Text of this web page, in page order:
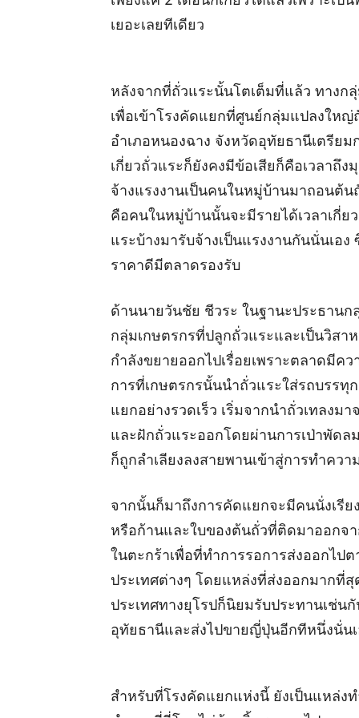
เยอะเลยทีเดียว
หลังจากที่ถั่วแระนั้นโตเต็มที่แล้ว ทางก
เพื่อเข้าโรงคัดแยกที่ศูนย์กลุ่มแปลงให
อำเภอหนองฉาง จังหวัดอุทัยธานีเตรีย
เกี่ยวถั่วแระก็ยังคงมีข้อเสียก็คือเวลาถึ
จ้างแรงงานเป็นคนในหมู่บ้านมาถอนต้
คือคนในหมู่บ้านนั้นจะมีรายได้เวลาเกี่ย
แระบ้างมารับจ้างเป็นแรงงานกันนั่นเอ
ราคาดีมีตลาดรองรับ
ด้านนายวันชัย ชีวระ ในฐานะประธาน
กลุ่มเกษตรกรที่ปลูกถั่วแระและเป็นวิส
กำลังขยายออกไปเรื่อยเพราะตลาดมีค
การที่เกษตรกรนั้นนำถั่วแระใส่รถบรร
แยกอย่างรวดเร็ว เริ่มจากนำถั่วเทลง
และฝักถั่วแระออกโดยผ่านการเป่าพัด
ก็ถูกลำเลียงลงสายพานเข้าสู่การทำคว
จากนั้นก็มาถึงการคัดแยกจะมีคนนั่งเรี
หรือก้านและใบของต้นถั่วที่ติดมาออกจ
ในตะกร้าเพื่อที่ทำการรอการส่งออกไป
ประเทศต่างๆ โดยแหล่งที่ส่งออกมากที่
ประเทศทางยุโรปก็นิยมรับประทานเช่
อุทัยธานีและส่งไปขายญี่ปุ่นอีกทีหนึ่งนั่นเ
สำหรับที่โรงคัดแยกแห่งนี้ ยังเป็นแหล่